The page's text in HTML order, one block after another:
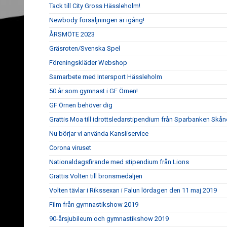
Tack till City Gross Hässleholm!
Newbody försäljningen är igång!
ÅRSMÖTE 2023
Gräsroten/Svenska Spel
Föreningskläder Webshop
Samarbete med Intersport Hässleholm
50 år som gymnast i GF Örnen!
GF Örnen behöver dig
Grattis Moa till idrottsledarstipendium från Sparbanken
Nu börjar vi använda Kansliservice
Corona viruset
Nationaldagsfirande med stipendium från Lions
Grattis Volten till bronsmedaljen
Volten tävlar i Rikssexan i Falun lördagen den 11 maj 2019
Film från gymnastikshow 2019
90-årsjubileum och gymnastikshow 2019